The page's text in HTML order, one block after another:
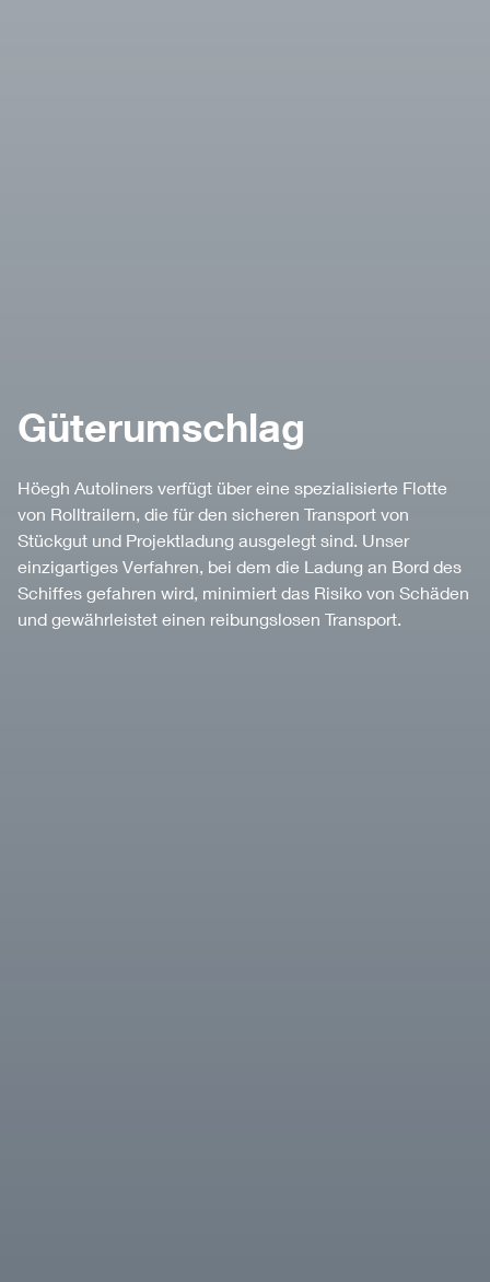
Güterumschlag
Höegh Autoliners verfügt über eine spezialisierte Flotte
von Rolltrailern, die für den sicheren Transport von
Stückgut und Projektladung ausgelegt sind. Unser
einzigartiges Verfahren, bei dem die Ladung an Bord des
Schiffes gefahren wird, minimiert das Risiko von Schäden
und gewährleistet einen reibungslosen Transport.